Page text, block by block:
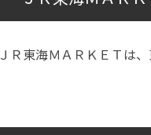
ＪＲ東海ＭＡＲＫＥＴは